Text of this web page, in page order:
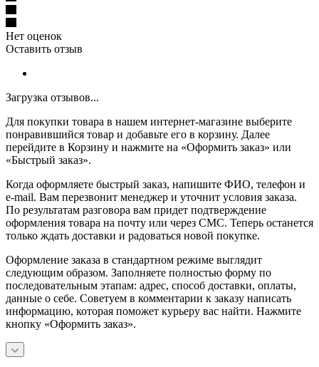
Нет оценок
Оставить отзыв
Загрузка отзывов...
Для покупки товара в нашем интернет-магазине выберите
понравившийся товар и добавьте его в корзину. Далее
перейдите в Корзину и нажмите на «Оформить заказ» или
«Быстрый заказ».
Когда оформляете быстрый заказ, напишите ФИО, телефон и
e-mail. Вам перезвонит менеджер и уточнит условия заказа.
По результатам разговора вам придет подтверждение
оформления товара на почту или через СМС. Теперь останется
только ждать доставки и радоваться новой покупке.
Оформление заказа в стандартном режиме выглядит
следующим образом. Заполняете полностью форму по
последовательным этапам: адрес, способ доставки, оплаты,
данные о себе. Советуем в комментарии к заказу написать
информацию, которая поможет курьеру вас найти. Нажмите
кнопку «Оформить заказ».